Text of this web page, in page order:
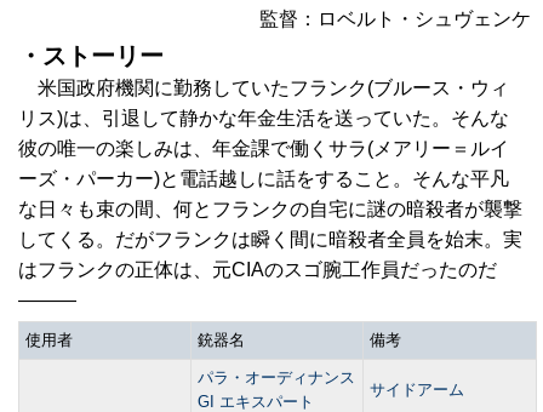
監督：ロベルト・シュヴェンケ
・ストーリー
米国政府機関に勤務していたフランク(ブルース・ウィ
リス)は、引退して静かな年金生活を送っていた。そんな
彼の唯一の楽しみは、年金課で働くサラ(メアリー＝ルイ
ーズ・パーカー)と電話越しに話をすること。そんな平凡
な日々も束の間、何とフランクの自宅に謎の暗殺者が襲撃
してくる。だがフランクは瞬く間に暗殺者全員を始末。実
はフランクの正体は、元CIAのスゴ腕工作員だったのだ
―――
使用者 銃器名 備考
パラ・オーディナンス
GI エキスパート
サイドアーム